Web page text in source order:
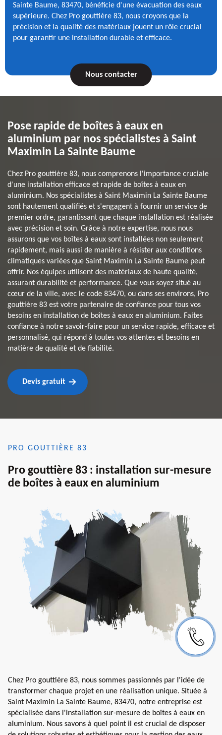
Sainte Baume, 83470, bénéficie d'une évacuation des eaux
supérieure. Chez Pro gouttière 83, nous croyons que la
précision et la qualité des matériaux jouent un rôle crucial
pour garantir une installation durable et efficace.
Nous contacter
Pose rapide de boîtes à eaux en
aluminium par nos spécialistes à Saint
Maximin La Sainte Baume
Chez Pro gouttière 83, nous comprenons l'importance cruciale
d'une installation efficace et rapide de boîtes à eaux en
aluminium. Nos spécialistes à Saint Maximin La Sainte Baume
sont hautement qualifiés et s'engagent à fournir un service de
premier ordre, garantissant que chaque installation est réalisée
avec précision et soin. Grâce à notre expertise, nous nous
assurons que vos boîtes à eaux sont installées non seulement
rapidement, mais aussi de manière à résister aux conditions
climatiques variées que Saint Maximin La Sainte Baume peut
offrir. Nos équipes utilisent des matériaux de haute qualité,
assurant durabilité et performance. Que vous soyez situé au
cœur de la ville, avec le code 83470, ou dans ses environs, Pro
gouttière 83 est votre partenaire de confiance pour tous vos
besoins en installation de boîtes à eaux en aluminium. Faites
confiance à notre savoir-faire pour un service rapide, efficace et
personnalisé, qui répond à toutes vos attentes et besoins en
matière de qualité et de fiabilité.
Devis gratuit
PRO GOUTTIÈRE 83
Pro gouttière 83 : installation sur-mesure
de boîtes à eaux en aluminium
Chez Pro gouttière 83, nous sommes passionnés par l'idée de
transformer chaque projet en une réalisation unique. Située à
Saint Maximin La Sainte Baume, 83470, notre entreprise est
spécialisée dans l'installation sur-mesure de boîtes à eaux en
aluminium. Nous savons à quel point il est crucial de disposer